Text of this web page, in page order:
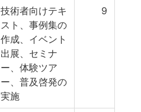
技術者向けテキ
スト、事例集の
作成、イベント
出展、セミナ
ー、体験ツア
ー、普及啓発の
実施
9